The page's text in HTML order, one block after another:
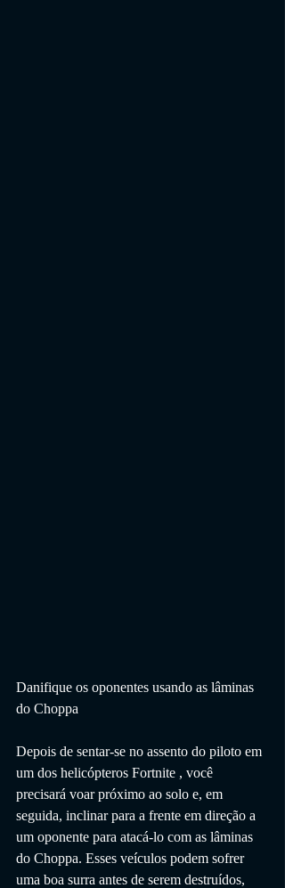
Danifique os oponentes usando as lâminas
do Choppa
Depois de sentar-se no assento do piloto em
um dos helicópteros Fortnite , você
precisará voar próximo ao solo e, em
seguida, inclinar para a frente em direção a
um oponente para atacá-lo com as lâminas
do Choppa. Esses veículos podem sofrer
uma boa surra antes de serem destruídos,